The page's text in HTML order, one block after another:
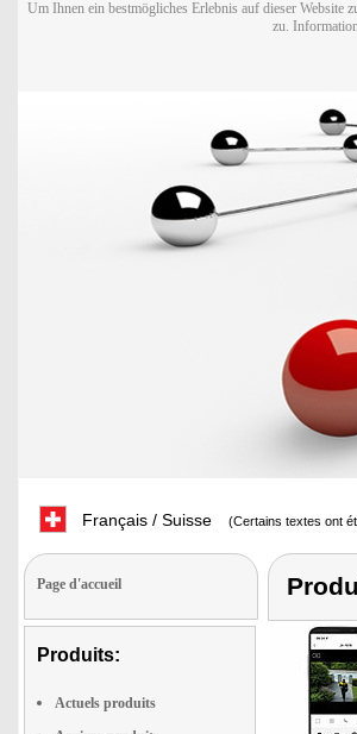
Um Ihnen ein bestmögliches Erlebnis auf dieser
zu.
Français / Suisse (Certains textes ont
Page d'accueil
Produits:
Actuels produits